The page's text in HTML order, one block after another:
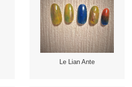
Le Lian Ante